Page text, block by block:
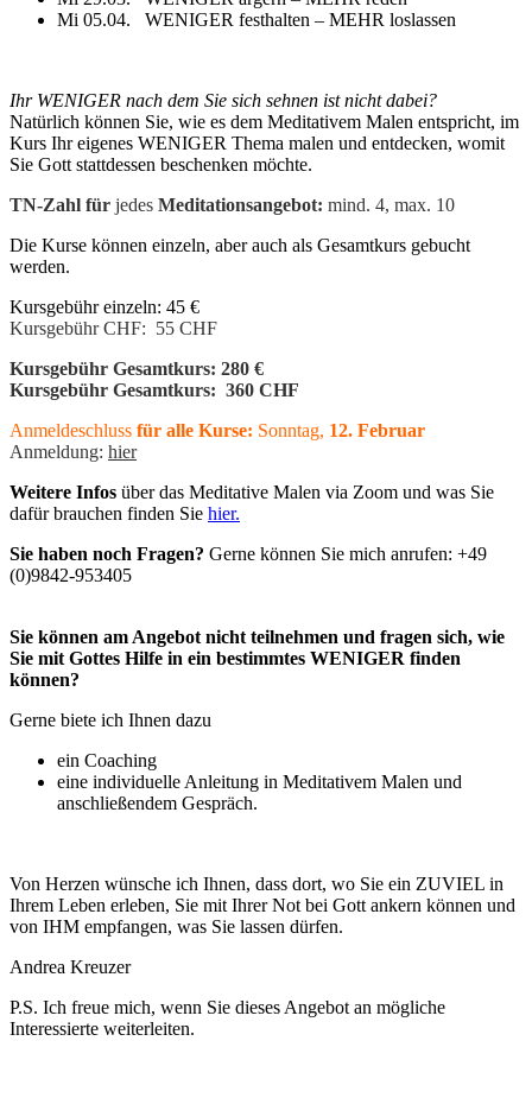
Mi 05.04. WENIGER festhalten – MEHR loslassen
Ihr WENIGER nach dem Sie sich sehnen ist nicht dabei?
Natürlich können Sie, wie es dem Meditativem Malen entspricht, im
Kurs Ihr eigenes WENIGER Thema malen und entdecken, womit
Sie Gott stattdessen beschenken möchte.
TN-Zahl für jedes Meditationsangebot: mind. 4, max. 10
Die Kurse können einzeln, aber auch als Gesamtkurs gebucht
werden.
Kursgebühr einzeln: 45 €
Kursgebühr CHF: 55 CHF
Kursgebühr Gesamtkurs: 280 €
Kursgebühr Gesamtkurs: 360 CHF
Anmeldeschluss für alle Kurse: Sonntag, 12. Februar
Anmeldung: hier
Weitere Infos über das Meditative Malen via Zoom und was Sie
dafür brauchen finden Sie hier.
Sie haben noch Fragen? Gerne können Sie mich anrufen: +49
(0)9842-953405
Sie können am Angebot nicht teilnehmen und fragen sich, wie
Sie mit Gottes Hilfe in ein bestimmtes WENIGER finden
können?
Gerne biete ich Ihnen dazu
ein Coaching
eine individuelle Anleitung in Meditativem Malen und
anschließendem Gespräch.
Von Herzen wünsche ich Ihnen, dass dort, wo Sie ein ZUVIEL in
Ihrem Leben erleben, Sie mit Ihrer Not bei Gott ankern können und
von IHM empfangen, was Sie lassen dürfen.
Andrea Kreuzer
P.S. Ich freue mich, wenn Sie dieses Angebot an mögliche
Interessierte weiterleiten.